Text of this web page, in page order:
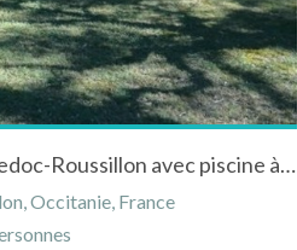
Maison à Boissières dans le Gard - Languedoc-Roussillon avec piscine à la campagne
Occitanie, France